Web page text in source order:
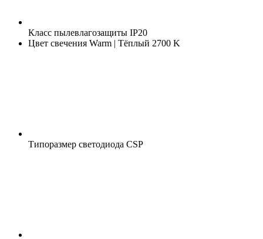
Класс пылевлагозащиты IP20
Цвет свечения Warm | Тёплый 2700 K
Типоразмер светодиода CSP